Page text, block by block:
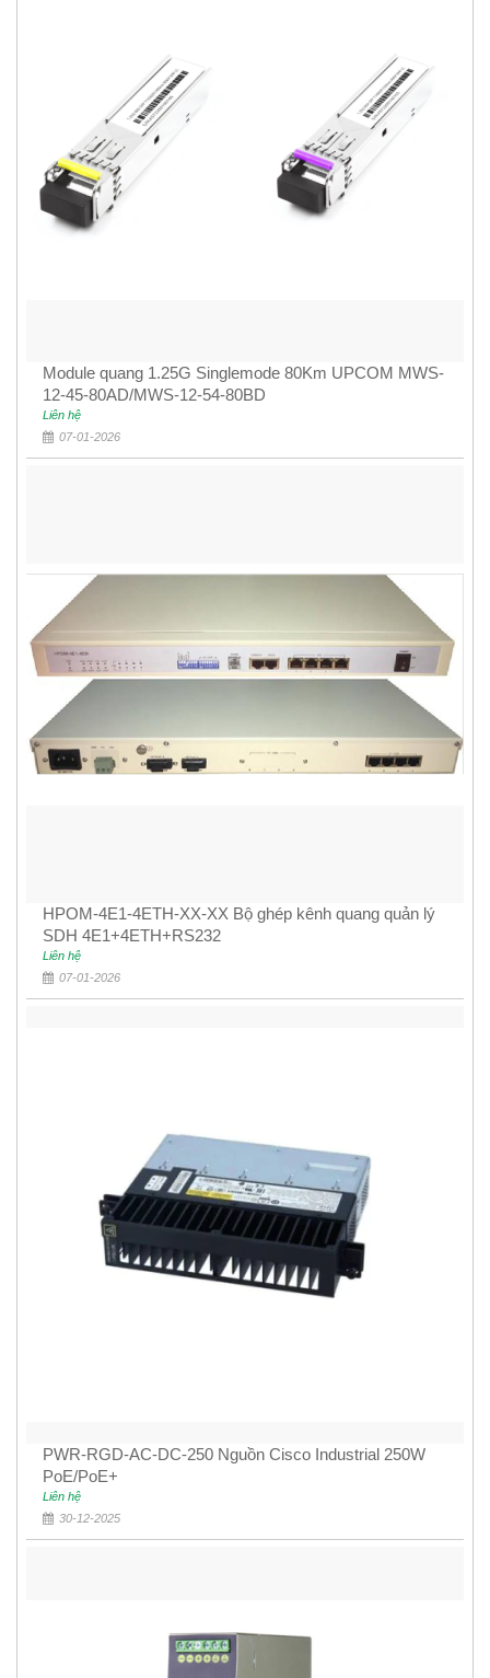
Module quang 1.25G Singlemode 80Km UPCOM MWS-
12-45-80AD/MWS-12-54-80BD
Liên hệ
07-01-2026
HPOM-4E1-4ETH-XX-XX Bộ ghép kênh quang quản lý
SDH 4E1+4ETH+RS232
Liên hệ
07-01-2026
PWR-RGD-AC-DC-250 Nguồn Cisco Industrial 250W
PoE/PoE+
Liên hệ
30-12-2025